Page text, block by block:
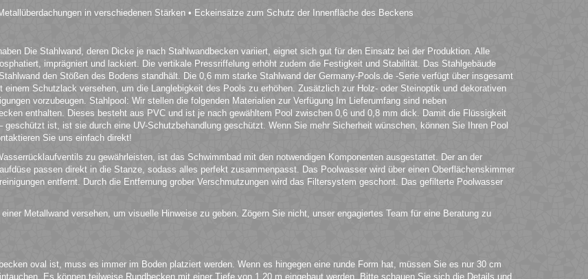
in verschiedenen Stärken • Eckeinsätze zum Schutz der Innenfläche des Beckens
Die Stahlwand, deren Dicke je nach Stahlwandbecken variiert, eignet sich gut für den Einsatz bei der Produktion. Alle
imprägniert und lackiert. Die vertikale Pressriffelung erhöht zudem die Festigkeit und Stabilität. Das Stahlgebäude
den Stößen des Bodens standhält. Die 0,6 mm starke Stahlwand der Germany-Pools.de -Serie verfügt über insgesamt
Schutzlack versehen, um die Langlebigkeit des Pools zu erhöhen. Zusätzlich zur Holz- oder Steinoptik und dekorativen
vorzubeugen. Stahlpool: Wir stellen die folgenden Materialien zur Verfügung Im Lieferumfang sind neben
enthalten. Dieses besteht aus PVC und ist je nach gewähltem Pool zwischen 0,6 und 0,8 mm dick. Damit die Flüssigkeit
ist, ist sie durch eine UV-Schutzbehandlung geschützt. Wenn Sie mehr Sicherheit wünschen, können Sie Ihren Pool
Sie uns einfach direkt!
zu gewährleisten, ist das Schwimmbad mit den notwendigen Komponenten ausgestattet. Der an der
passen direkt in die Stanze, sodass alles perfekt zusammenpasst. Das Poolwasser wird über einen Oberflächenskimmer
entfernt. Durch die Entfernung grober Verschmutzungen wird das Filtersystem geschont. Das gefilterte Poolwasser
Metallwand versehen, um visuelle Hinweise zu geben. Zögern Sie nicht, unser engagiertes Team für eine Beratung zu
oval ist, muss es immer im Boden platziert werden. Wenn es hingegen eine runde Form hat, müssen Sie es nur 30 cm
Es können teilweise Rundbecken mit einer Tiefe von 1,20 m eingebaut werden. Bitte schauen Sie sich die Details und